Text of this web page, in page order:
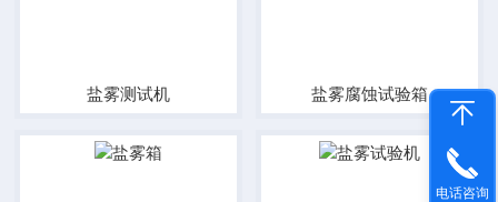
盐雾测试机 盐雾腐蚀试验箱
电话咨询